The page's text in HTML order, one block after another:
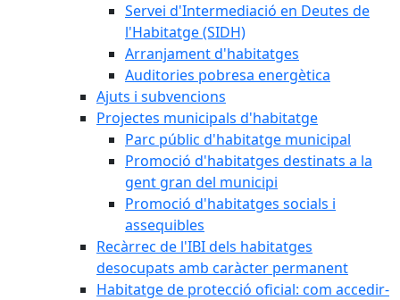
Servei d'Intermediació en Deutes de
l'Habitatge (SIDH)
Arranjament d'habitatges
Auditories pobresa energètica
Ajuts i subvencions
Projectes municipals d'habitatge
Parc públic d'habitatge municipal
Promoció d'habitatges destinats a la
gent gran del municipi
Promoció d'habitatges socials i
assequibles
Recàrrec de l'IBI dels habitatges
desocupats amb caràcter permanent
Habitatge de protecció oficial: com accedir-